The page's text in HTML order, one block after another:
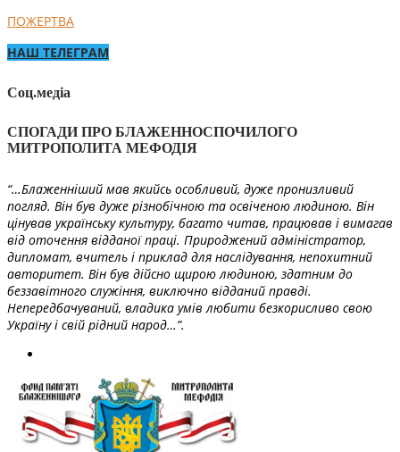
ПОЖЕРТВА
НАШ ТЕЛЕГРАМ
Соц.медіа
СПОГАДИ ПРО БЛАЖЕННОСПОЧИЛОГО
МИТРОПОЛИТА МЕФОДІЯ
“…Блаженніший мав якийсь особливий, дуже пронизливий
погляд. Він був дуже різнобічною та освіченою людиною. Він
цінував українську культуру, багато читав, працював і вимагав
від оточення відданої праці. Природжений адміністратор,
дипломат, вчитель і приклад для наслідування, непохитний
авторитет. Він був дійсно щирою людиною, здатним до
беззавітного служіння, виключно відданий правді.
Непередбачуваний, владика умів любити безкорисливо свою
Україну і свій рідний народ…”.